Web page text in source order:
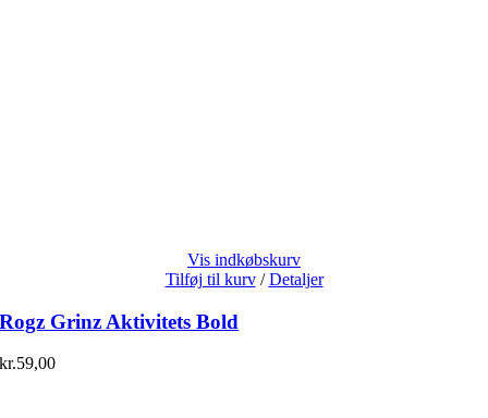
Vis indkøbskurv
Tilføj til kurv / Detaljer
Rogz Grinz Aktivitets Bold
kr.59,00